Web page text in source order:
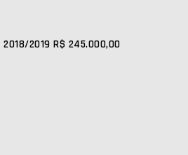
2018/2019 R$ 245.000,00